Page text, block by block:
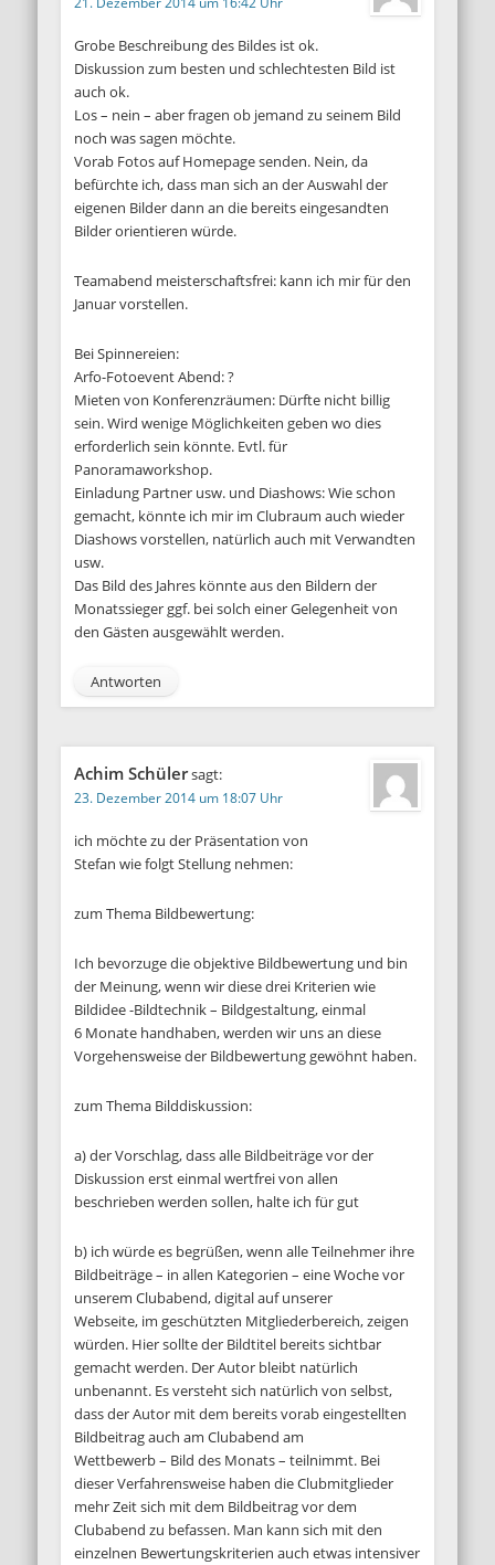
Grobe Beschreibung des Bildes ist ok.
Diskussion zum besten und schlechtesten Bild ist
auch ok.
Los – nein – aber fragen ob jemand zu seinem Bild
noch was sagen möchte.
Vorab Fotos auf Homepage senden. Nein, da
befürchte ich, dass man sich an der Auswahl der
eigenen Bilder dann an die bereits eingesandten
Bilder orientieren würde.
Teamabend meisterschaftsfrei: kann ich mir für den
Januar vorstellen.
Bei Spinnereien:
Arfo-Fotoevent Abend: ?
Mieten von Konferenzräumen: Dürfte nicht billig
sein. Wird wenige Möglichkeiten geben wo dies
erforderlich sein könnte. Evtl. für
Panoramaworkshop.
Einladung Partner usw. und Diashows: Wie schon
gemacht, könnte ich mir im Clubraum auch wieder
Diashows vorstellen, natürlich auch mit Verwandten
usw.
Das Bild des Jahres könnte aus den Bildern der
Monatssieger ggf. bei solch einer Gelegenheit von
den Gästen ausgewählt werden.
Antworten
Achim Schülersagt:
23. Dezember 2014 um 18:07 Uhr
ich möchte zu der Präsentation von
Stefan wie folgt Stellung nehmen:
zum Thema Bildbewertung:
Ich bevorzuge die objektive Bildbewertung und bin
der Meinung, wenn wir diese drei Kriterien wie
Bildidee -Bildtechnik – Bildgestaltung, einmal
6 Monate handhaben, werden wir uns an diese
Vorgehensweise der Bildbewertung gewöhnt haben.
zum Thema Bilddiskussion:
a) der Vorschlag, dass alle Bildbeiträge vor der
Diskussion erst einmal wertfrei von allen
beschrieben werden sollen, halte ich für gut
b) ich würde es begrüßen, wenn alle Teilnehmer ihre
Bildbeiträge – in allen Kategorien – eine Woche vor
unserem Clubabend, digital auf unserer
Webseite, im geschützten Mitgliederbereich, zeigen
würden. Hier sollte der Bildtitel bereits sichtbar
gemacht werden. Der Autor bleibt natürlich
unbenannt. Es versteht sich natürlich von selbst,
dass der Autor mit dem bereits vorab eingestellten
Bildbeitrag auch am Clubabend am
Wettbewerb – Bild des Monats – teilnimmt. Bei
dieser Verfahrensweise haben die Clubmitglieder
mehr Zeit sich mit dem Bildbeitrag vor dem
Clubabend zu befassen. Man kann sich mit den
einzelnen Bewertungskriterien auch etwas intensiver